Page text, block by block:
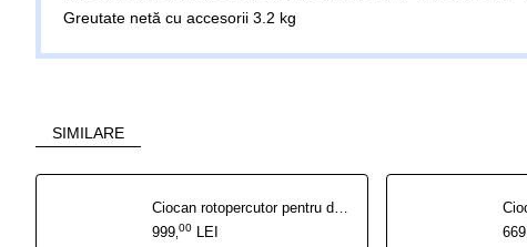
Greutate netă cu accesorii 3.2 kg
SIMILARE
999 00 LEI
669